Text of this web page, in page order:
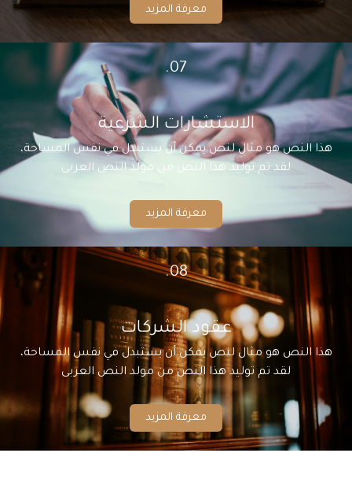
معرفة المزيد
07.
الاستشارات الشرعية
هذا النص هو مثال لنص يمكن أن يستبدل في نفس المساحة،
لقد تم توليد هذا النص من مولد النص العربى
معرفة المزيد
08.
عقود الشركات
هذا النص هو مثال لنص يمكن أن يستبدل في نفس المساحة،
لقد تم توليد هذا النص من مولد النص العربى
معرفة المزيد